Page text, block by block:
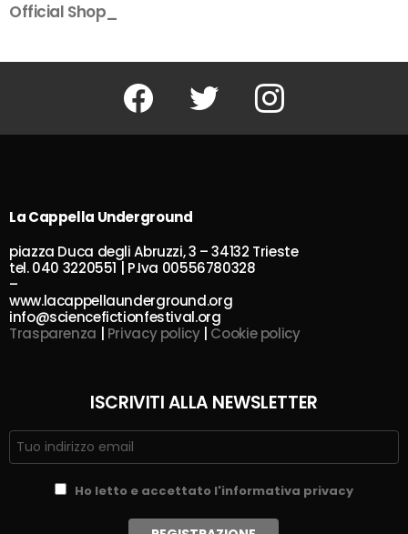
Official Shop_
Facebook Twitter Instagram
La Cappella Underground
piazza Duca degli Abruzzi, 3 – 34132 Trieste
tel. 040 3220551 | P.Iva 00556780328
–
www.lacappellaunderground.org
info@sciencefictionfestival.org
Trasparenza
Privacy policy| Cookie policy
ISCRIVITI ALLA NEWSLETTER
Ho letto e accettato l'informativa privacy